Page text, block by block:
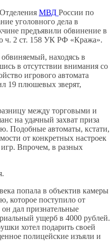
МВД России по
уголовного дела в
предъявили обвинение в
ч. 2 ст. 158 УК РФ «Кража».
находясь в
в отсутствии внимания со
игрового автомата
19 плюшевых зверят,
между торговыми и
на удачный захват приза
Подобные автоматы, кстати,
от конкретных настроек
Впрочем, в разных
попала в объектив камеры
которое поступило от
дал признательные
ущерб в 4000 рублей.
хотел подарить своей
полицейские изъяли и